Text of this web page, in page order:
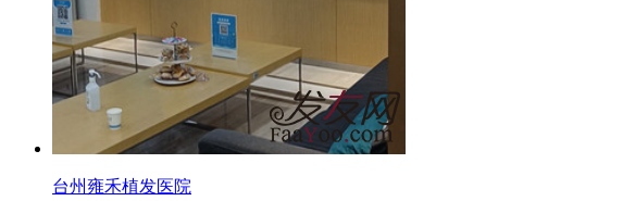
台州雍禾植发医院